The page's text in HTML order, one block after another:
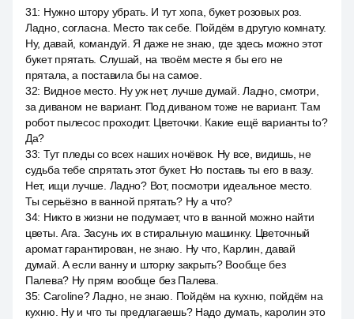
31: Нужно штору убрать. И тут хопа, букет розовых роз.
Ладно, согласна. Место так себе. Пойдём в другую комнату.
Ну, давай, командуй. Я даже не знаю, где здесь можно этот
букет прятать. Слушай, на твоём месте я бы его не
прятала, а поставила бы на самое.
32: Видное место. Ну уж нет, лучше думай. Ладно, смотри,
за диваном не вариант. Под диваном тоже не вариант. Там
робот пылесос проходит. Цветочки. Какие ещё варианты to?
Да?
33: Тут пледы со всех наших ночёвок. Ну все, видишь, не
судьба тебе спрятать этот букет. Но поставь ты его в вазу.
Нет, ищи лучше. Ладно? Вот, посмотри идеальное место.
Ты серьёзно в ванной прятать? Ну а что?
34: Никто в жизни не подумает, что в ванной можно найти
цветы. Ага. Засунь их в стиральную машинку. Цветочный
аромат гарантирован, не знаю. Ну что, Карлин, давай
думай. А если ванну и шторку закрыть? Вообще без
Палева? Ну прям вообще без Палева.
35: Caroline? Ладно, не знаю. Пойдём на кухню, пойдём на
кухню. Ну и что ты предлагаешь? Надо думать, каролин это